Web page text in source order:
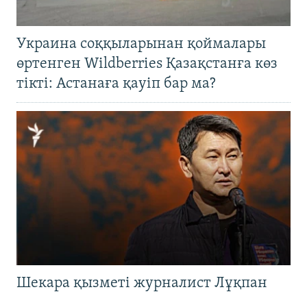
Украина соққыларынан қоймалары
өртенген Wildberries Қазақстанға көз
тікті: Астанаға қауіп бар ма?
Шекара қызметі журналист Лұқпан